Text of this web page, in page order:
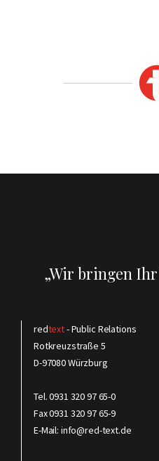
Wir bringen
redtext- Public Relations
Rotkreuzstraße 5
D-97080 Würzburg
Tel. 0931 320 97 65-0
Fax 0931 320 97 65-9
E-Mail: info@red-text.de